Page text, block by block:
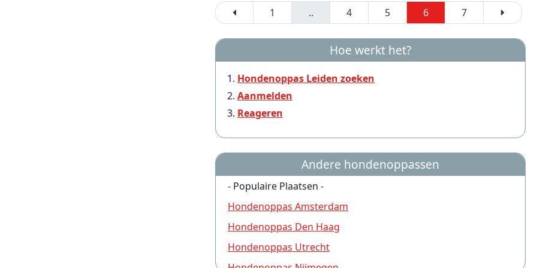
1 .. 4 5 6 7
Hoe werkt het?
Hondenoppas Leiden zoeken
Aanmelden
Reageren
Andere hondenoppassen
- Populaire Plaatsen -
Hondenoppas Amsterdam
Hondenoppas Den Haag
Hondenoppas Utrecht